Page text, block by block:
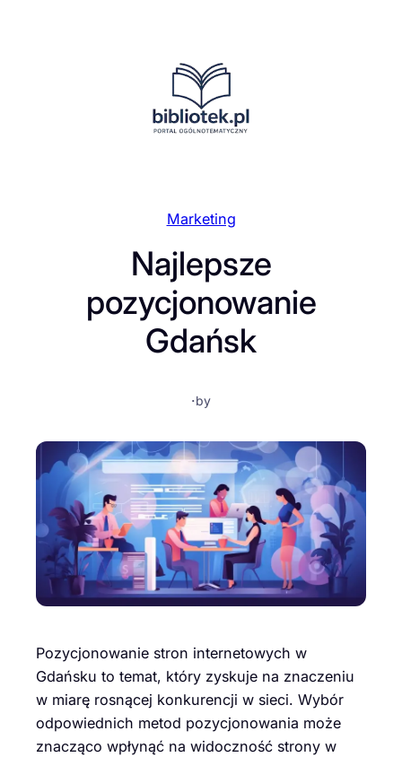
Marketing
Najlepsze
pozycjonowanie
Gdańsk
·by
Pozycjonowanie stron internetowych w
Gdańsku to temat, który zyskuje na znaczeniu
w miarę rosnącej konkurencji w sieci. Wybór
odpowiednich metod pozycjonowania może
znacząco wpłynąć na widoczność strony w